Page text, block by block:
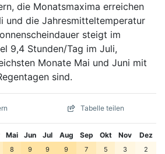
die Monatsmaxima erreichen
und die Jahresmitteltemperatur
steigt im
9,4 Stunden/Tag im Juli,
Monate Mai und Juni mit
sind.
Tabelle teilen
Mai Jun Jul Aug Sep Okt Nov Dez
8 9 9 9 7 5 3
2